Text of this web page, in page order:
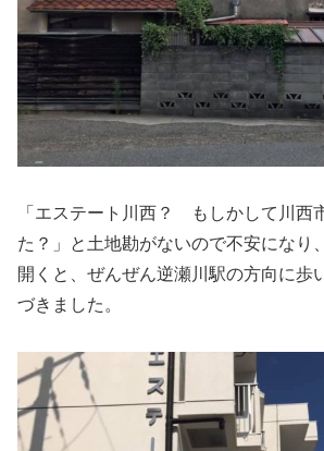
「エステート川西？ もしかして川西
た？」と土地勘がないので不安になり
開くと、ぜんぜん逆瀬川駅の方向に歩
づきました。